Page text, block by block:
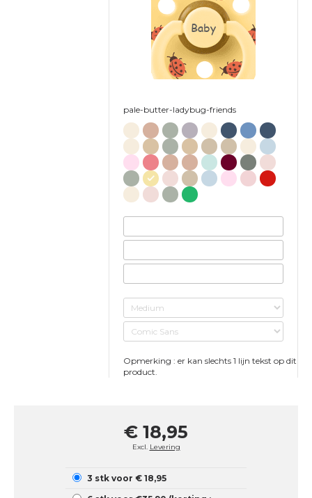
Baby
pale-butter-ladybug-friends
Opmerking : er kan slechts 1 lijn tekst op dit
product.
€ 18,95
Excl. Levering
3 stk voor € 18,95